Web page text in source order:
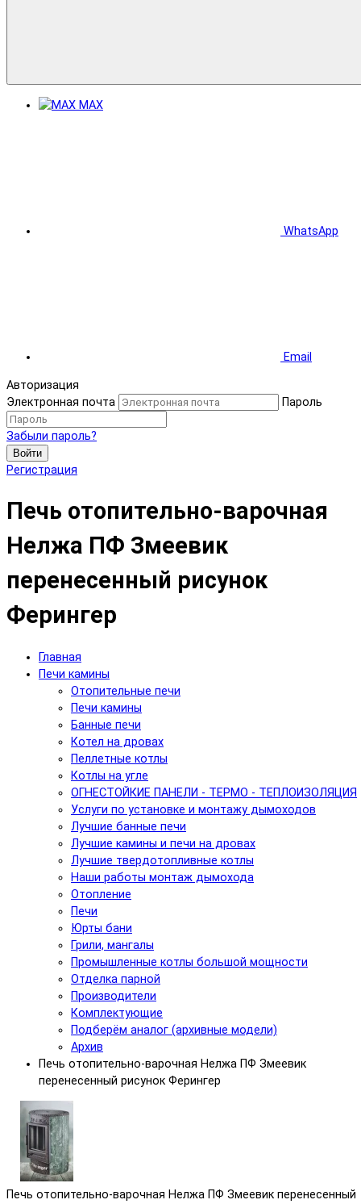
MAX
WhatsApp
Email
Авторизация
Электронная почта
Пароль
Забыли пароль?
Войти
Регистрация
Печь отопительно-варочная
Нелжа ПФ Змеевик
перенесенный рисунок
Ферингер
Главная
Печи камины
Отопительные печи
Печи камины
Банные печи
Котел на дровах
Пеллетные котлы
Котлы на угле
ОГНЕСТОЙКИЕ ПАНЕЛИ - ТЕРМО - ТЕПЛОИЗОЛЯЦИЯ
Услуги по установке и монтажу дымоходов
Лучшие банные печи
Лучшие камины и печи на дровах
Лучшие твердотопливные котлы
Наши работы монтаж дымохода
Отопление
Печи
Юрты бани
Грили, мангалы
Промышленные котлы большой мощности
Отделка парной
Производители
Комплектующие
Подберём аналог (архивные модели)
Архив
Печь отопительно-варочная Нелжа ПФ Змеевик
перенесенный рисунок Ферингер
Печь отопительно-варочная Нелжа ПФ Змеевик перенесенный